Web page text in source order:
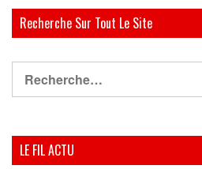
Recherche Sur Tout Le Site
LE FIL ACTU